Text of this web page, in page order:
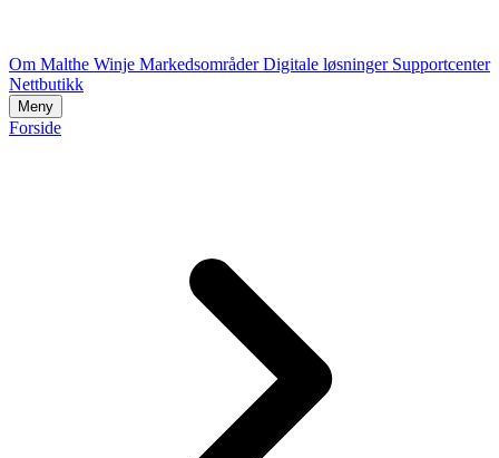
Om Malthe Winje MarkedsområderDigitale løsninger Supportcenter
Nettbutikk
Meny
Forside